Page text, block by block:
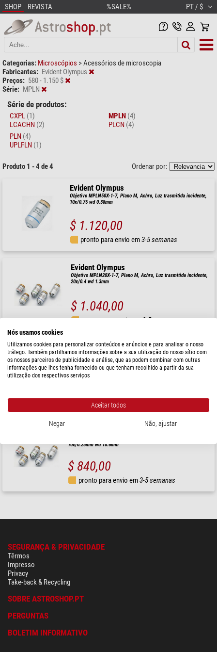
SHOP REVISTA %SALE% PT / $
Categorias: Microscópios >Acessórios de microscopia
Fabricantes: Evident Olympus
Preços: 580 - 1.150 $
Série: MPLN
Série de produtos:
CXPL (1)
LCACHN (2)
MPLN (4)
PLCN (4)
PLN (4)
UPLFLN (1)
Produto 1 - 4 de 4 Ordenar por:
Evident Olympus
Objetivo MPLN50X-1-7, Plano M, Achro, Luz trasmitida incidente,
10x/0.75 wd 0.38mm
$ 1.120,00
pronto para envio em3-5 semanas
Evident Olympus
Objetivo MPLN20X-1-7, Plano M, Achro, Luz trasmitida incidente,
20x/0.4 wd 1.3mm
$ 1.040,00
pronto para envio em3-5 semanas
Evident Olympus
Objetivo MPLN5XBD, M, BF, DF, Plan, Achro, Auf-Durchlicht,
5x/0.10, wd 12.0mm
pronto para envio em
10x/0.25mm wd 10.6mm
$ 840,00
pronto para envio em3-5 semanas
SEGURANÇA & PRIVACIDADE
Têrmos
Impresso
Privacy
Take-back & Recycling
SOBRE ASTROSHOP.PT
PERGUNTAS
BOLETIM INFORMATIVO
Nós usamos cookies
Utilizamos cookies para personalizar conteúdos e anúncios e para analisar o nosso
tráfego. Também partilhamos informações sobre a sua utilização do nosso sítio com
os nossos parceiros de publicidade e análise, que as podem combinar com outras
informações que lhes tenha fornecido ou que tenham recolhido a partir da sua
utilização dos respectivos serviços
Aceitar todos
Negar Não, ajustar